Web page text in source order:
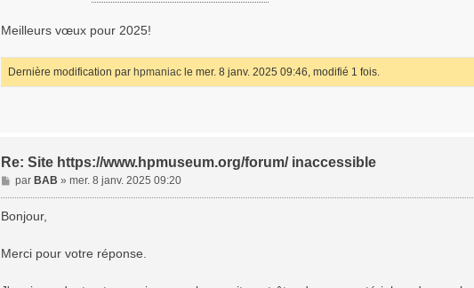
Meilleurs vœux pour 2025!
Dernière modification par hpmaniac le mer. 8 janv. 2025 09:46, modifié 1 fois.
Re: Site https://www.hpmuseum.org/forum/ inaccessible
M
e
s
g
par BAB » mer. 8 janv. 2025 09:20
Bonjour,
Merci pour votre réponse.